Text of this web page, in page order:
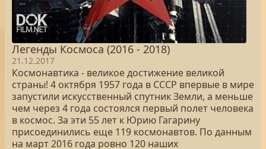
Легенды Космоса (2016 - 2018)
21.12.2017
Космонавтика - великое достижение великой
страны! 4 октября 1957 года в СССР впервые в мире
запустили искусственный спутник Земли, а меньше
чем через 4 года состоялся первый полет человека
в космос. За эти 55 лет к Юрию Гагарину
присоединились еще 119 космонавтов. По данным
на март 2016 года ровно 120 наших